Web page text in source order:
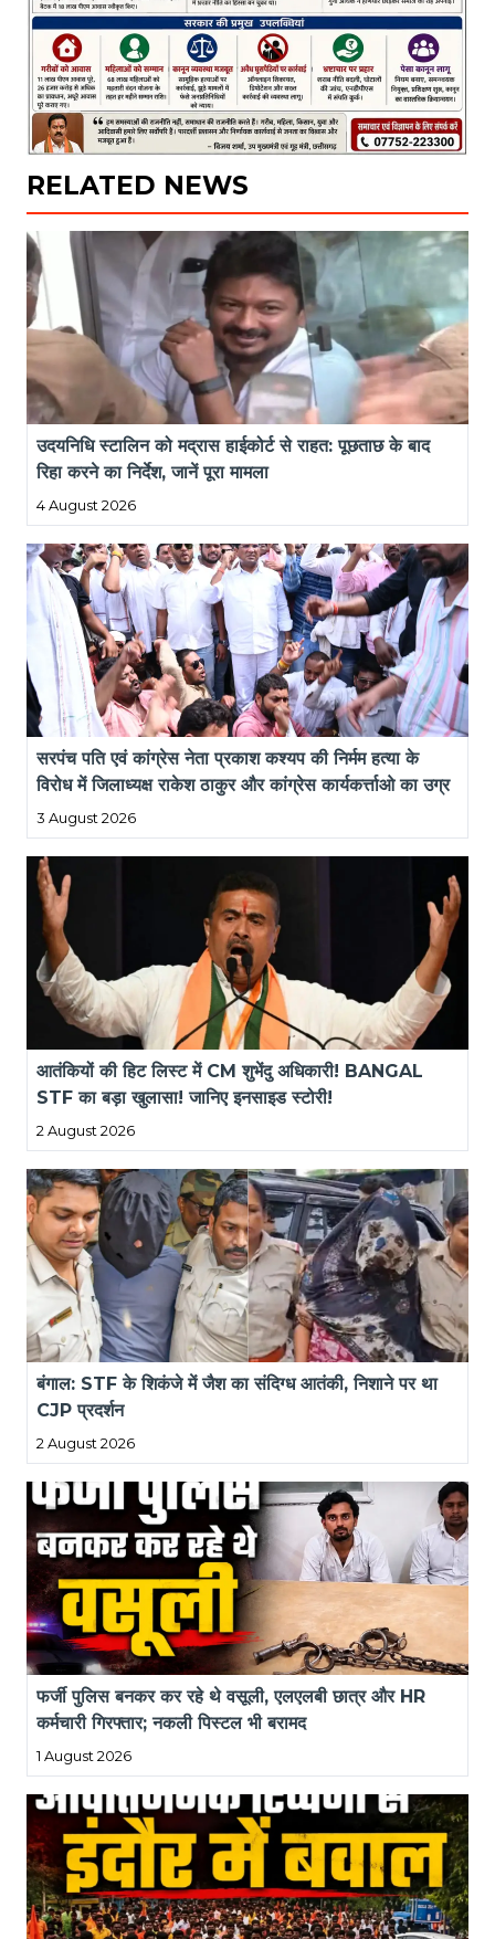
RELATED NEWS
उदयनिधि स्टालिन को मद्रास हाईकोर्ट से राहत: पूछताछ के बाद
रिहा करने का निर्देश, जानें पूरा मामला
4 August 2026
सरपंच पति एवं कांग्रेस नेता प्रकाश कश्यप की निर्मम हत्या के
विरोध में जिलाध्यक्ष राकेश ठाकुर और कांग्रेस कार्यकर्त्ताओ का उग्र
प्रदर्शन
3 August 2026
आतंकियों की हिट लिस्ट में CM शुभेंदु अधिकारी! BANGAL
STF का बड़ा खुलासा! जानिए इनसाइड स्टोरी!
2 August 2026
बंगाल: STF के शिकंजे में जैश का संदिग्ध आतंकी, निशाने पर था
CJP प्रदर्शन
2 August 2026
फर्जी पुलिस बनकर कर रहे थे वसूली, एलएलबी छात्र और HR
कर्मचारी गिरफ्तार; नकली पिस्टल भी बरामद
1 August 2026